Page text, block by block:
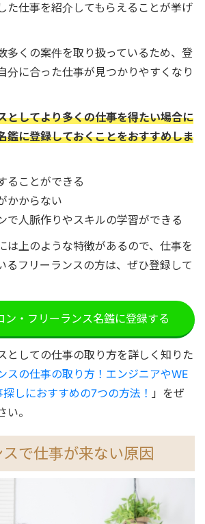
た仕事を紹介してもらえることが挙げ
多くの案件を取り扱っているため、登
分に合った仕事が見つかりやすくなり
としてより多くの仕事を得たい場合に
鑑に登録しておくことをおすすめしま
ることができる
かからない
で人脈作りやスキルの学習ができる
は上のような特徴があるので、仕事を
るフリーランスの方は、ぜひ登録して
ン・フリーランス名鑑に登録する
としての仕事の取り方を詳しく知りた
スの仕事の取り方！エンジニアやWE
しにおすすめの7つの方法！ 」をぜ
。
で仕事が来ない原因